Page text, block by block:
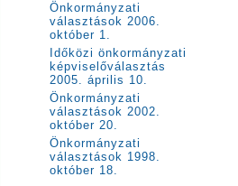
Önkormányzati
választások 2006.
október 1.
Időközi önkormányzati
képviselőválasztás
2005. április 10.
Önkormányzati
választások 2002.
október 20.
Önkormányzati
választások 1998.
október 18.